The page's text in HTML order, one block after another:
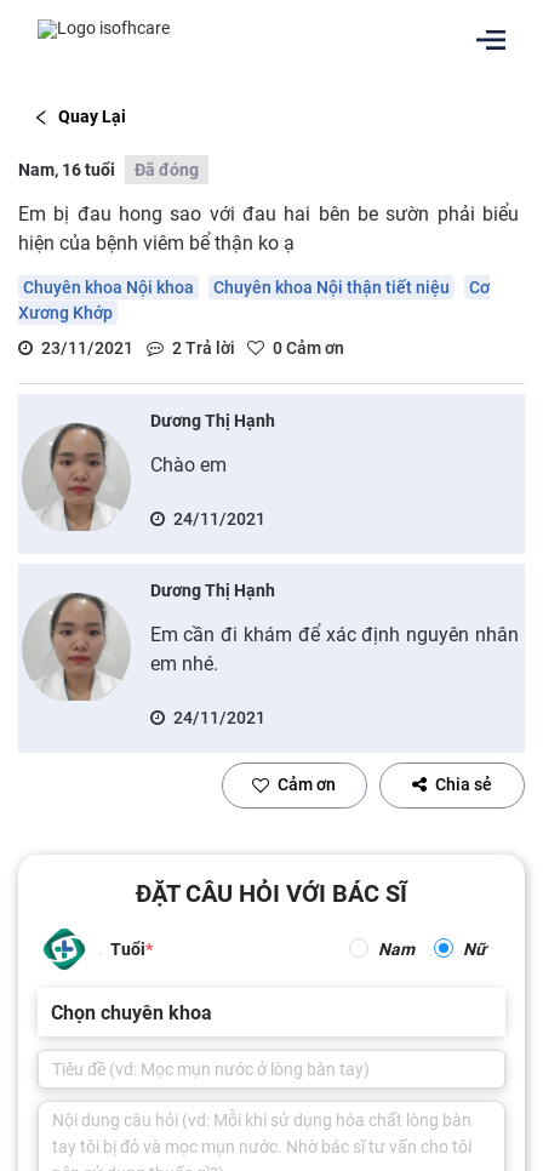
Quay Lại
Nam, 16 tuổi Đã đóng
Em bị đau hong sao với đau hai bên be sườn phải biểu
hiện của bệnh viêm bể thận ko ạ
Chuyên khoa Nội khoa Chuyên khoa Nội thận tiết niệu
Cơ
Xương Khớp
23/11/2021
2Trả lời 0Cảm ơn
Dương Thị Hạnh
Chào em
24/11/2021
Dương Thị Hạnh
Em cần đi khám để xác định nguyên nhân
em nhé.
24/11/2021
Cảm ơn Chia sẻ
ĐẶT CÂU HỎI VỚI BÁC SĨ
Tuổi Nam Nữ
Chọn chuyên khoa